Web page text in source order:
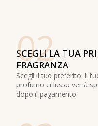
02
SCEGLI LA TUA
FRAGRANZA
Scegli il tuo preferito. Il
profumo di lusso verrà
dopo il pagamento.